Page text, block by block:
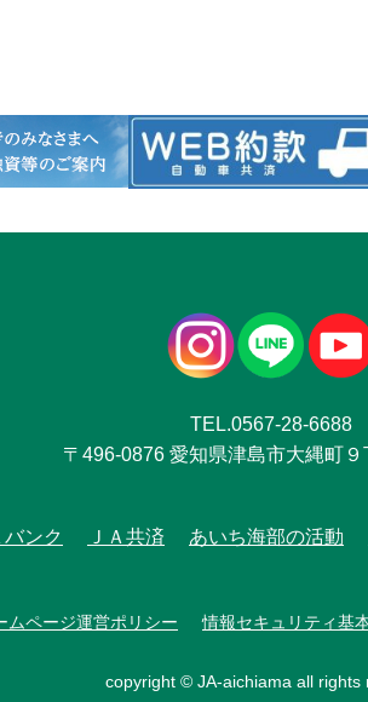
TEL.0567-28-6688
〒496-0876 愛知県津島市大縄町
バンク ＪＡ共済 あいち海部の活動
ムページ運営ポリシー 情報セキュリティ基
copyright © JA-aichiama all rights